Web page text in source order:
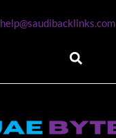
help@saudibacklinks.com